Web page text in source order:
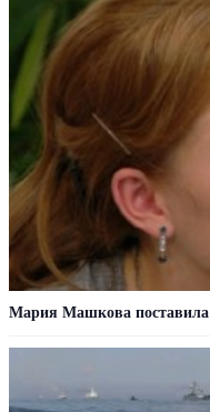
Мария Машкова поставила